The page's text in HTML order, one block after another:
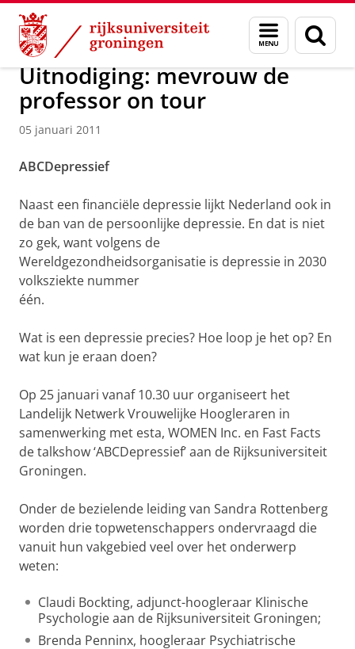
Skip
Content
Skip
Navigation
Menu
en
zoeken
Over ons Actueel Nieuws Nieuwsberichten
Uitnodiging: mevrouw de
professor on tour
05 januari 2011
ABCDepressief
Naast een financiële depressie lijkt Nederland ook in
de ban van de persoonlijke depressie. En dat is niet
zo gek, want volgens de
Wereldgezondheidsorganisatie is depressie in 2030
volksziekte nummer
één.
Wat is een depressie precies? Hoe loop je het op? En
wat kun je eraan doen?
Op 25 januari vanaf 10.30 uur organiseert het
Landelijk Netwerk Vrouwelijke Hoogleraren in
samenwerking met esta, WOMEN Inc. en Fast Facts
de talkshow ‘ABCDepressief’ aan de Rijksuniversiteit
Groningen.
Onder de bezielende leiding van Sandra Rottenberg
worden drie topwetenschappers ondervraagd die
vanuit hun vakgebied veel over het onderwerp
weten:
Claudi Bockting, adjunct-hoogleraar Klinische
Psychologie aan de Rijksuniversiteit Groningen;
Brenda Penninx, hoogleraar Psychiatrische